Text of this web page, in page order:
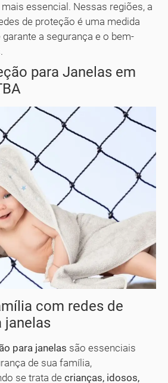
essencial. Nessas regiões, a
de proteção é uma medida
garante a segurança e o bem-
para Janelas em
com redes de
janelas
para janelas são essenciais
de sua família,
se trata de crianças, idosos,